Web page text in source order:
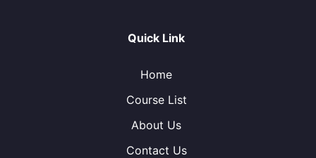
Quick Link
Home
Course List
About Us
Contact Us